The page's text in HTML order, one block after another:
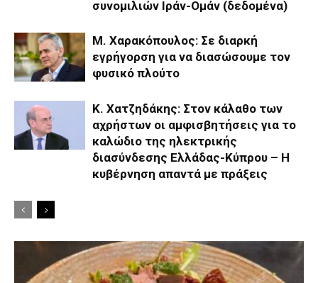
συνομιλιών Ιράν-Ομάν (δεδομένα)
Μ. Χαρακόπουλος: Σε διαρκή
εγρήγορση για να διασώσουμε τον
φυσικό πλούτο
Κ. Χατζηδάκης: Στον κάλαθο των
αχρήστων οι αμφισβητήσεις για το
καλώδιο της ηλεκτρικής
διασύνδεσης Ελλάδας-Κύπρου – Η
κυβέρνηση απαντά με πράξεις